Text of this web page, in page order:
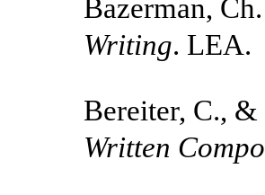
Bazerman,
Writing. LEA.
Bereiter, C.,
Written